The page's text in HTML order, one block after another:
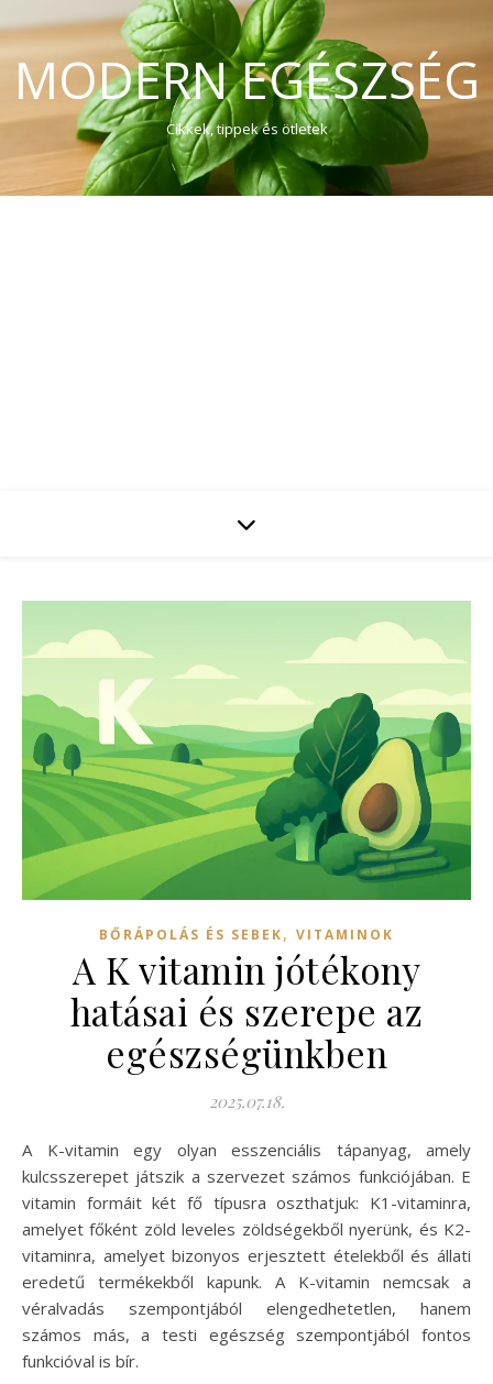
MODERN EGÉSZSÉG
Cikkek, tippek és ötletek
BŐRÁPOLÁS ÉS SEBEK, VITAMINOK
A K vitamin jótékony
hatásai és szerepe az
egészségünkben
2025.07.18.
A K-vitamin egy olyan esszenciális tápanyag, amely
kulcsszerepet játszik a szervezet számos funkciójában. E
vitamin formáit két fő típusra oszthatjuk: K1-vitaminra,
amelyet főként zöld leveles zöldségekből nyerünk, és K2-
vitaminra, amelyet bizonyos erjesztett ételekből és állati
eredetű termékekből kapunk. A K-vitamin nemcsak a
véralvadás szempontjából elengedhetetlen, hanem
számos más, a testi egészség szempontjából fontos
funkcióval is bír.